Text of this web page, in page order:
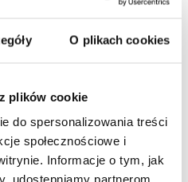
O plikach cookies
plików cookie
do spersonalizowania treści
społecznościowe i
Informacje o tym, jak
udostępniamy partnerom
40X32 CM CZARNY